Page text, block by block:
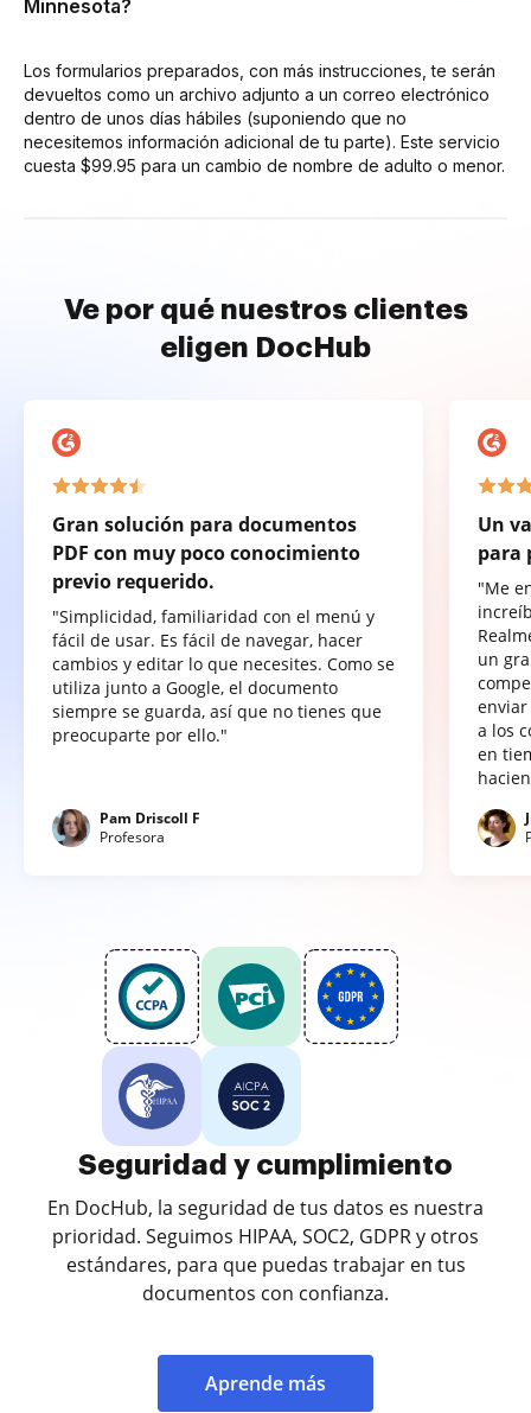
Minnesota?
Los formularios preparados, con más instrucciones, te serán
devueltos como un archivo adjunto a un correo electrónico
dentro de unos días hábiles (suponiendo que no
necesitemos información adicional de tu parte). Este servicio
cuesta $99.95 para un cambio de nombre de adulto o menor.
Ve por qué nuestros clientes
eligen DocHub
Gran solución para documentos
PDF con muy poco conocimiento
previo requerido.
"Simplicidad, familiaridad con el menú y
fácil de usar. Es fácil de navegar, hacer
cambios y editar lo que necesites. Como se
utiliza junto a Google, el documento
siempre se guarda, así que no tienes que
preocuparte por ello."
Pam Driscoll F
Profesora
Un
para
"Me
un
a los
en
Seguridad y cumplimiento
En DocHub, la seguridad de tus datos es nuestra
prioridad. Seguimos HIPAA, SOC2, GDPR y otros
estándares, para que puedas trabajar en tus
documentos con confianza.
Aprende más